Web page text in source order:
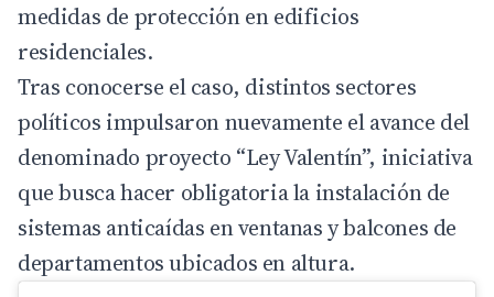
medidas de protección en edificios
residenciales.
Tras conocerse el caso, distintos sectores
políticos impulsaron nuevamente el avance del
denominado proyecto “Ley Valentín”, iniciativa
que busca hacer obligatoria la instalación de
sistemas anticaídas en ventanas y balcones de
departamentos ubicados en altura.